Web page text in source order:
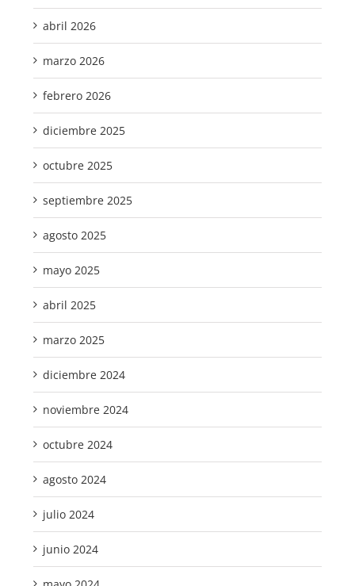
abril 2026
marzo 2026
febrero 2026
diciembre 2025
octubre 2025
septiembre 2025
agosto 2025
mayo 2025
abril 2025
marzo 2025
diciembre 2024
noviembre 2024
octubre 2024
agosto 2024
julio 2024
junio 2024